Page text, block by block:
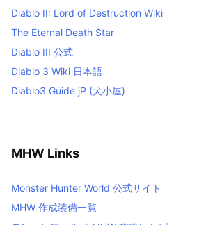
Diablo II: Lord of Destruction Wiki
The Eternal Death Star
Diablo III 公式
Diablo 3 Wiki 日本語
Diablo3 Guide jP (犬小屋)
MHW Links
Monster Hunter World 公式サイト
MHW 作成装備一覧